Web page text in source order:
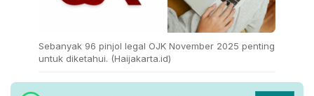
Sebanyak 96 pinjol legal OJK November 2025 penting
untuk diketahui. (Haijakarta.id)